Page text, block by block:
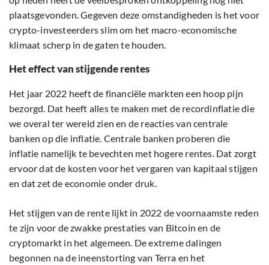
plaatsgevonden. Gegeven deze omstandigheden is het voor
crypto-investeerders slim om het macro-economische
klimaat scherp in de gaten te houden.
Het effect van stijgende rentes
Het jaar 2022 heeft de financiële markten een hoop pijn
bezorgd. Dat heeft alles te maken met de recordinflatie die
we overal ter wereld zien en de reacties van centrale
banken op die inflatie. Centrale banken proberen die
inflatie namelijk te bevechten met hogere rentes. Dat zorgt
ervoor dat de kosten voor het vergaren van kapitaal stijgen
en dat zet de economie onder druk.
Het stijgen van de rente lijkt in 2022 de voornaamste reden
te zijn voor de zwakke prestaties van Bitcoin en de
cryptomarkt in het algemeen. De extreme dalingen
begonnen na de ineenstorting van Terra en het